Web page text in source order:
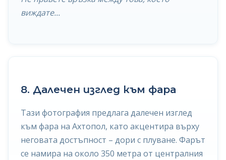
виждате...
8. Далечен изглед към фара
Тази фотография предлага далечен изглед
към фара на Ахтопол, като акцентира върху
неговата достъпност – дори с плуване. Фарът
се намира на около 350 метра от централния